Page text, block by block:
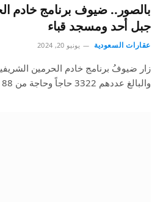
بالصور.. ضيوف برنامج خادم
جبل أحد ومسجد قباء
عقارات السعودية يونيو 20, 2024
زار ضيوفُ برنامج خادم الحرمين
والبالغ عددهم 3322 حاجاً وحاجة من 88 دولة حول العالم، اليوم؛…